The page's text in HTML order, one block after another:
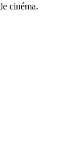
cinéma.